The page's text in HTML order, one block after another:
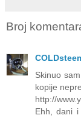
Broj
Skinuo
kopije
http://
Ehh, dani